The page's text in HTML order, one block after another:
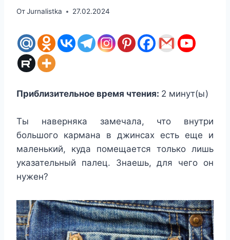
ОтJurnalistka 27.02.2024
Приблизительное время чтения: 2 минут(ы)
Ты наверняка замечала, что внутри
большого кармана в джинсах есть еще и
маленький, куда помещается только лишь
указательный палец. Знаешь, для чего он
нужен?